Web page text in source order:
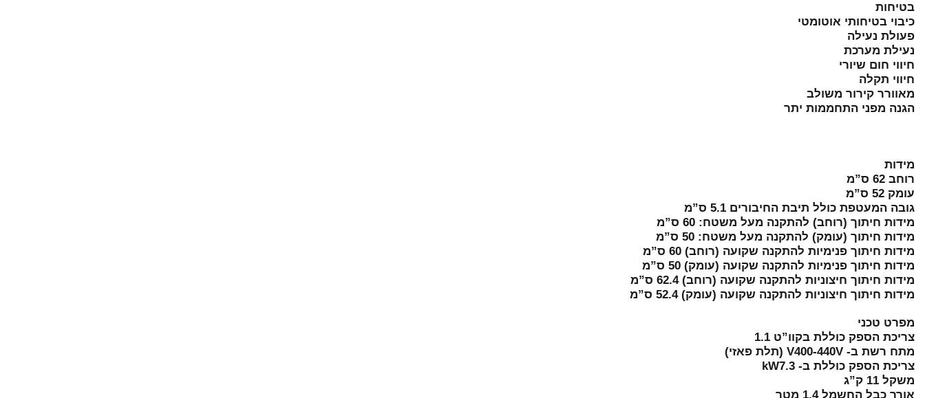
בטיחות
כיבוי בטיחותי אוטומטי
פעולת נעילה
נעילת מערכת
חיווי חום שיורי
חיווי תקלה
מאוורר קירור משולב
הגנה מפני התחממות יתר
מידות
רוחב 62 ס”מ
עומק 52 ס”מ
גובה המעטפת כולל תיבת החיבורים 5.1 ס”מ
מידות חיתוך (רוחב) להתקנה מעל משטח: 60 ס”מ
מידות חיתוך (עומק) להתקנה מעל משטח: 50 ס”מ
מידות חיתוך פנימיות להתקנה שקועה (רוחב) 60 ס”מ
מידות חיתוך פנימיות להתקנה שקועה (עומק) 50 ס”מ
מידות חיתוך חיצוניות להתקנה שקועה (רוחב) 62.4 ס”מ
מידות חיתוך חיצוניות להתקנה שקועה (עומק) 52.4 ס”מ
מפרט טכני
צריכת הספק כוללת בקוו”ט 1.1
מתח רשת ב- V400-440V (תלת פאזי)
צריכת הספק כוללת ב- kW7.3
משקל 11 ק”ג
אורך כבל החשמל 1.4 מטר